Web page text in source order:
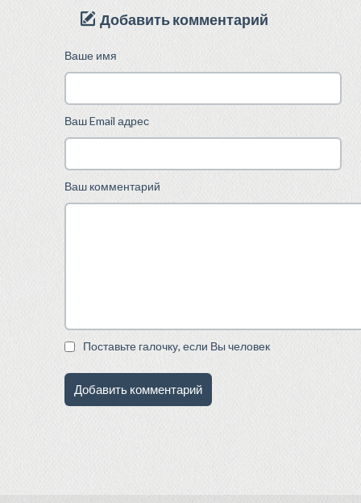
Добавить комментарий
Ваше имя
Ваш Email адрес
Ваш комментарий
Поставьте галочку, если Вы человек